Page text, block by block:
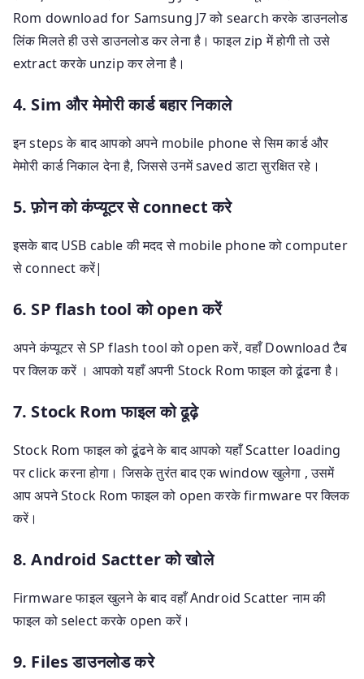
Rom download for Samsung J7 को search करके डाउनलोड
लिंक मिलते ही उसे डाउनलोड कर लेना है। फाइल zip में होगी तो उसे
extract करके unzip कर लेना है।
4. Sim और मेमोरी कार्ड बहार निकाले
इन steps के बाद आपको अपने mobile phone से सिम कार्ड और
मेमोरी कार्ड निकाल देना है, जिससे उनमें saved डाटा सुरक्षित रहे।
5. फ़ोन को कंप्यूटर से connect करे
इसके बाद USB cable की मदद से mobile phone को computer
से connect करें|
6. SP flash tool को open करें
अपने कंप्यूटर से SP flash tool को open करें, वहाँ Download टैब
पर क्लिक करें । आपको यहाँ अपनी Stock Rom फाइल को ढूंढना है।
7. Stock Rom फाइल को ढूढ़े
Stock Rom फाइल को ढूंढने के बाद आपको यहाँ Scatter loading
पर click करना होगा। जिसके तुरंत बाद एक window खुलेगा , उसमें
आप अपने Stock Rom फाइल को open करके firmware पर क्लिक
करें।
8. Android Sactter को खोले
Firmware फाइल खुलने के बाद वहाँ Android Scatter नाम की
फाइल को select करके open करें।
9. Files डाउनलोड करे